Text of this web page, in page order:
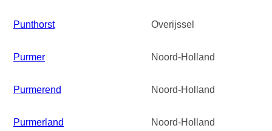
Punthorst Overijssel
Purmer Noord-Holland
Purmerend Noord-Holland
Purmerland Noord-Holland